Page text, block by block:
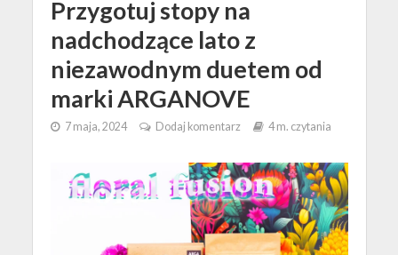
Przygotuj stopy na
nadchodzące lato z
niezawodnym duetem od
marki ARGANOVE
7 maja, 2024 Dodaj komentarz 4 m. czytania